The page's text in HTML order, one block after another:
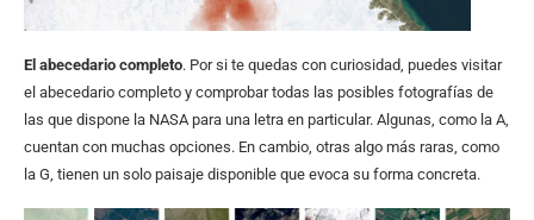
El abecedario completo. Por si te quedas con curiosidad, puedes visitar
el abecedario completo y comprobar todas las posibles fotografías de
las que dispone la NASA para una letra en particular. Algunas, como la A,
cuentan con muchas opciones. En cambio, otras algo más raras, como
la G, tienen un solo paisaje disponible que evoca su forma concreta.